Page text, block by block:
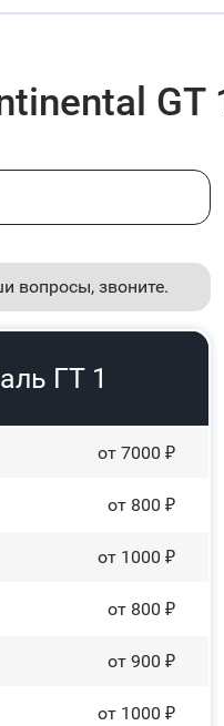
GT
вопросы, звоните.
ГТ 1
от 7000 ₽
от 800 ₽
от 1000 ₽
от 800 ₽
от 900 ₽
от 1000 ₽